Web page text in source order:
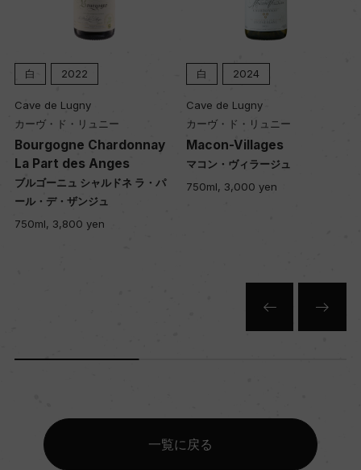
白 2022
Cave de Lugny
カーヴ・ド・リュニー
Bourgogne Chardonnay
La Part des Anges
ブルゴーニュ シャルドネ ラ・パ
ール・デ・ザンジュ
750ml, 3,800 yen
白 2024
Cave de Lugny
カーヴ・ド・リュニー
Macon-Villages
マコン・ヴィラージュ
750ml, 3,000 yen
一覧に戻る